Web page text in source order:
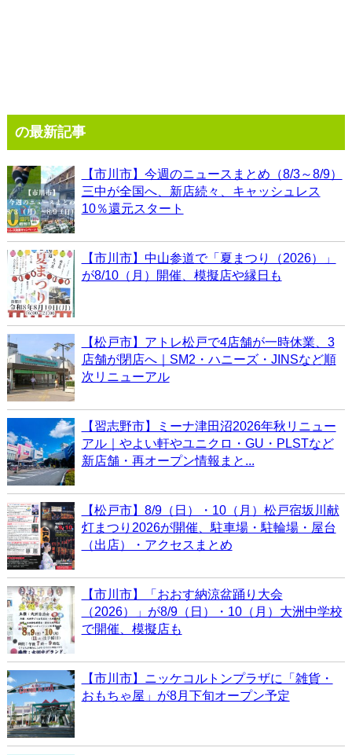
の最新記事
【市川市】今週のニュースまとめ（8/3～8/9）
三中が全国へ、新店続々、キャッシュレス
10％還元スタート
【市川市】中山参道で「夏まつり（2026）」
が8/10（月）開催、模擬店や縁日も
【松戸市】アトレ松戸で4店舗が一時休業、3
店舗が閉店へ｜SM2・ハニーズ・JINSなど順
次リニューアル
【習志野市】ミーナ津田沼2026年秋リニュー
アル｜やよい軒やユニクロ・GU・PLSTなど
新店舗・再オープン情報まと...
【松戸市】8/9（日）・10（月）松戸宿坂川献
灯まつり2026が開催、駐車場・駐輪場・屋台
（出店）・アクセスまとめ
【市川市】「おおす納涼盆踊り大会
（2026）」が8/9（日）・10（月）大洲中学校
で開催、模擬店も
【市川市】ニッケコルトンプラザに「雑貨・
おもちゃ屋」が8月下旬オープン予定